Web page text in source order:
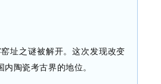
址之谜被解开。这次发现改变
陶瓷考古界的地位。